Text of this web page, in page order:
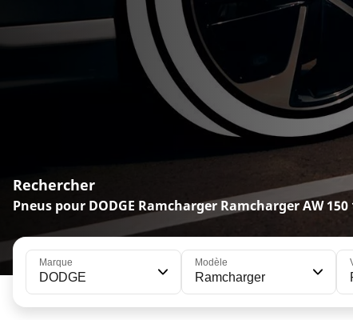
Rechercher
Pneus pour DODGE Ramcharger Ramcharger AW 150
Marque
DODGE
Modèle
Ramcharger